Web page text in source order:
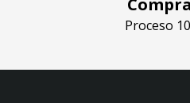
Proceso